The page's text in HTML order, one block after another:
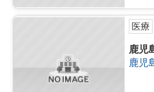
医療
鹿児
鹿児